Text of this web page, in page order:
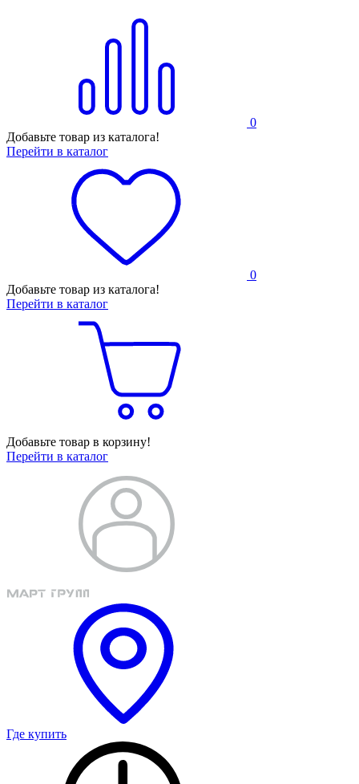
0
Добавьте товар из каталога!
Перейти в каталог
0
Добавьте товар из каталога!
Перейти в каталог
Добавьте товар в корзину!
Перейти в каталог
Где купить